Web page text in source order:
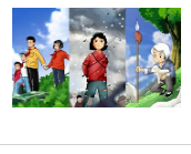
社科卡片
社科讲堂
科普活动